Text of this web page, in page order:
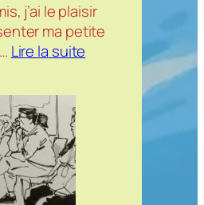
j’ai le plaisir
ma petite
Lire la suite